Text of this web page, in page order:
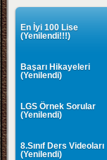
En İyi 100 Lise
(Yenilendi!!!)
Başarı Hikayeleri
(Yenilendi)
LGS Örnek Sorular
(Yenilendi)
8.Sınıf Ders Videoları
(Yenilendi)